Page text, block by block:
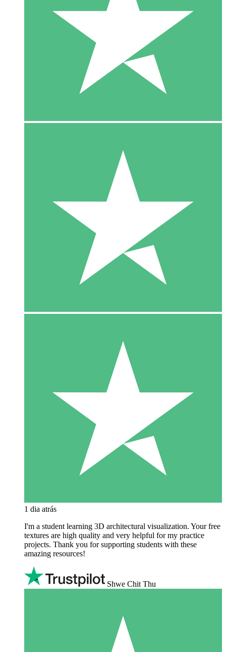
1 dia atrás
I'm a student learning 3D architectural visualization. Your free
textures are high quality and very helpful for my practice
projects. Thank you for supporting students with these
amazing resources!
Shwe Chit Thu